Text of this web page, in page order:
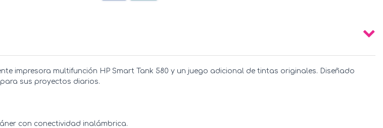
impresora multifunción HP Smart Tank 580 y un juego adicional de tintas originales. Diseñado
sus proyectos diarios.
con conectividad inalámbrica.